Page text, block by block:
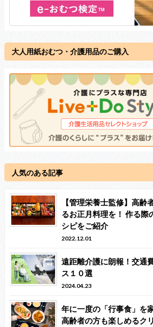
大人用紙おむつ・介護用品のご購入
人気のある記事
【管理栄養士監修】高齢
るお正月料理を！ 作る際
シピをご紹介
2022.12.01
遠距離介護に朗報！交通
ス１０選
2024.04.23
年に一度の「行事食」を
高齢者の方も楽しめるク